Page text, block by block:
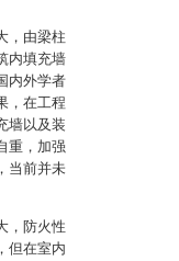
，由梁柱
内填充墙
内外学者
，在工程
墙以及装
重，加强
当前并未
，防火性
但在室内